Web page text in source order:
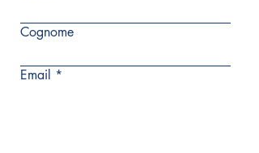
Cognome
Email